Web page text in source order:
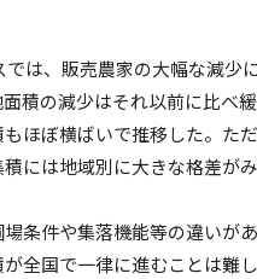
では、販売農家の大幅な減少
積の減少はそれ以前に比べ緩
ほぼ横ばいで推移した。た
には地域別に大きな格差がみ
条件や集落機能等の違いが
全国で一律に進むことは難